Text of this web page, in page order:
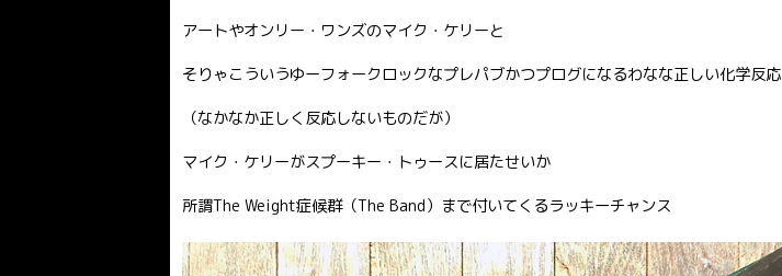
アートやオンリー・ワンズのマイク・ケリーと
そりゃこういうゆーフォークロックなプレパブかつプログになるわなな正しい化学反応
（なかなか正しく反応しないものだが）
マイク・ケリーがスプーキー・トゥースに居たせいか
所謂The Weight症候群（The Band）まで付いてくるラッキーチャンス